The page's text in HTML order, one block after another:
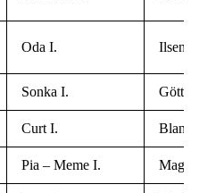
Oda I. Ilsen­burg
Son­ka I. Göt­tin­gen
Curt I.
Pia – Meme I. Mag­de­burg